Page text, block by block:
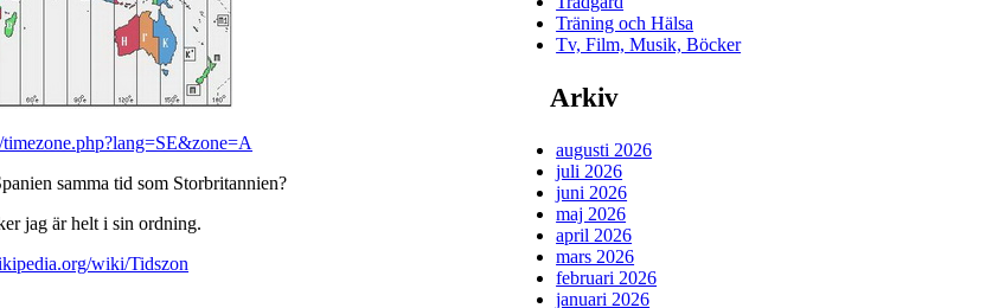
samma tid som Storbritannien?
jag är helt i sin ordning.
wiki/Tidszon
Träning och Hälsa
Tv, Film, Musik, Böcker
Arkiv
augusti 2026
juli 2026
juni 2026
maj 2026
april 2026
mars 2026
februari 2026
januari 2026